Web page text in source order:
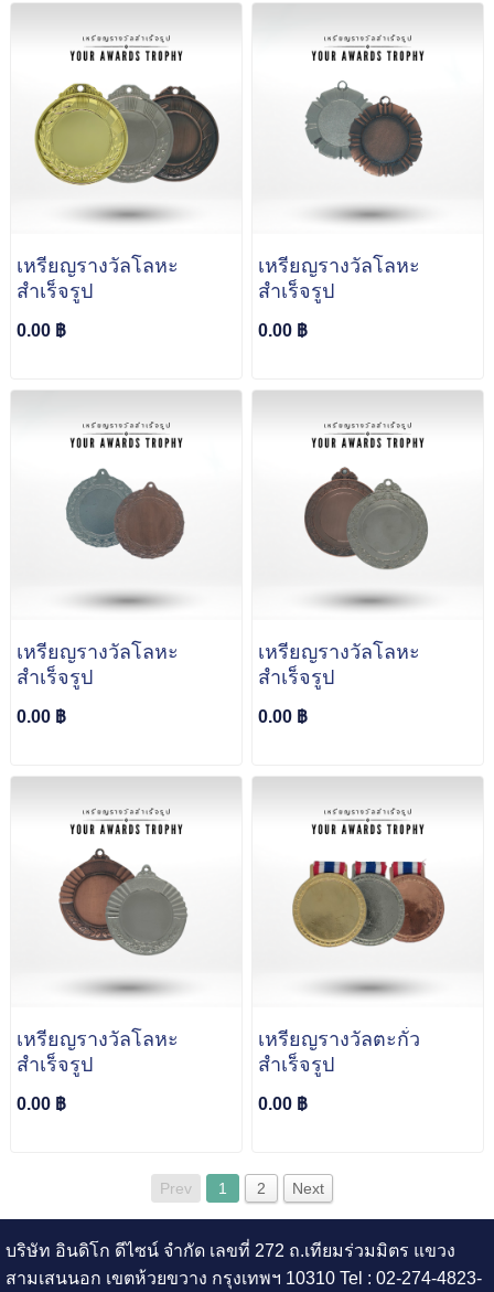
เหรียญรางวัลโลหะ
สำเร็จรูป
0.00 ฿
เหรียญรางวัลโลหะ
สำเร็จรูป
0.00 ฿
เหรียญรางวัลโลหะ
สำเร็จรูป
0.00 ฿
เหรียญรางวัลโลหะ
สำเร็จรูป
0.00 ฿
เหรียญรางวัลโลหะ
สำเร็จรูป
0.00 ฿
เหรียญรางวัลตะกั่ว
สำเร็จรูป
0.00 ฿
Prev 1 2 Next
บริษัท อินดิโก ดีไซน์ จำกัด เลขที่ 272 ถ.เทียมร่วมมิตร แขวง
สามเสนนอก เขตห้วยขวาง กรุงเทพฯ 10310 Tel : 02-274-4823-